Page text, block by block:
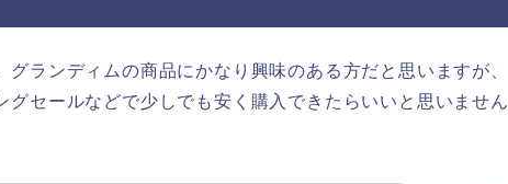
グランディムの商品にかなり興味のある方だと思いますが、
グセールなどで少しでも安く購入できたらいいと思いません